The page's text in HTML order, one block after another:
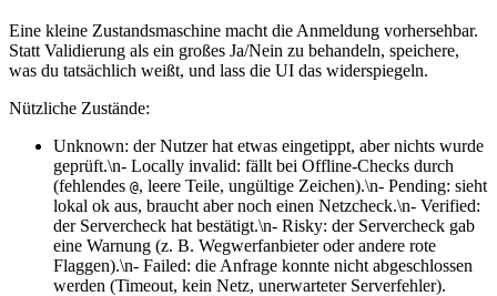
Eine kleine Zustandsmaschine macht die Anmeldung vorhersehbar.
Statt Validierung als ein großes Ja/Nein zu behandeln, speichere,
was du tatsächlich weißt, und lass die UI das widerspiegeln.
Nützliche Zustände:
Unknown: der Nutzer hat etwas eingetippt, aber nichts wurde
geprüft.\n- Locally invalid: fällt bei Offline‑Checks durch
(fehlendes @, leere Teile, ungültige Zeichen).\n- Pending: sieht
lokal ok aus, braucht aber noch einen Netzcheck.\n- Verified:
der Servercheck hat bestätigt.\n- Risky: der Servercheck gab
eine Warnung (z. B. Wegwerfanbieter oder andere rote
Flaggen).\n- Failed: die Anfrage konnte nicht abgeschlossen
werden (Timeout, kein Netz, unerwarteter Serverfehler).